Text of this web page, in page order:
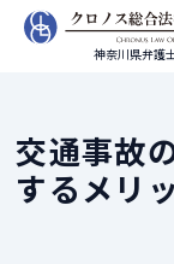
神奈川県弁護
交通事故
するメリ